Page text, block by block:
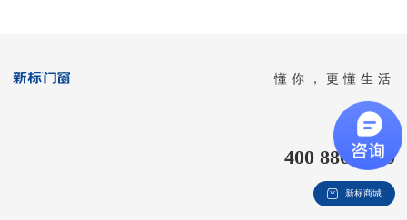
门窗实力派 懂你，更懂生活
全国客服热线
400 8866 020
新标商城